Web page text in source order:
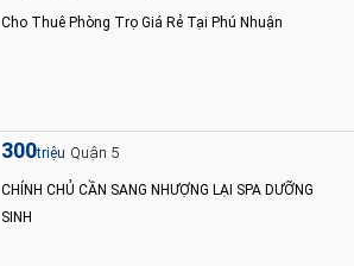
Cho Thuê Phòng Trọ Giá Rẻ Tại Phú Nhuận
300triệu Quận 5
CHÍNH CHỦ CẦN SANG NHƯỢNG LẠI SPA DƯỠNG
SINH